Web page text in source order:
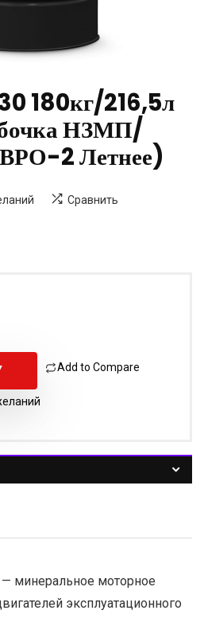
180кг/216,5л
НЗМП/
2 Летнее)
Сравнить
Add to Compare
минеральное моторное
эксплуатационного